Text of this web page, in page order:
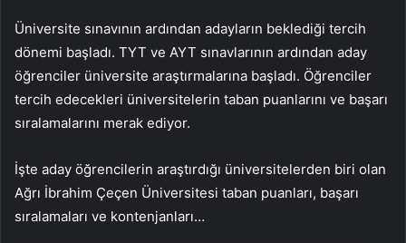
Üniversite sınavının ardından adayların beklediği tercih
dönemi başladı. TYT ve AYT sınavlarının ardından aday
öğrenciler üniversite araştırmalarına başladı. Öğrenciler
tercih edecekleri üniversitelerin taban puanlarını ve başarı
sıralamalarını merak ediyor.
İşte aday öğrencilerin araştırdığı üniversitelerden biri olan
Ağrı İbrahim Çeçen Üniversitesi taban puanları, başarı
sıralamaları ve kontenjanları…